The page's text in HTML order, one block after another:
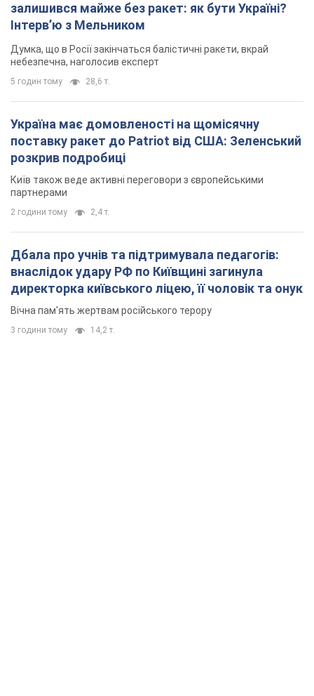
залишився майже без ракет: як бути Україні?
Інтерв’ю з Мельником
Думка, що в Росії закінчаться балістичні ракети, вкрай
небезпечна, наголосив експерт
5 годин тому 28,6 т.
Україна має домовленості на щомісячну
поставку ракет до Patriot від США: Зеленський
розкрив подробиці
Київ також веде активні переговори з європейськими
партнерами
2 години тому 2,4 т.
Дбала про учнів та підтримувала педагогів:
внаслідок удару РФ по Київщині загинула
директорка київського ліцею, її чоловік та онук
Вічна пам'ять жертвам російського терору
3 години тому 14,2 т.